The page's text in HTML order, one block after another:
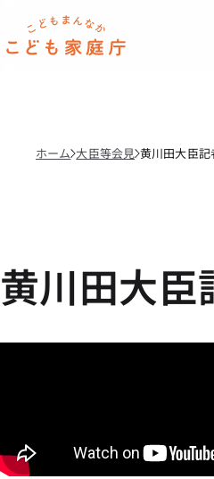
ホーム 大臣等会見 黄川田大臣記
黄川田大臣